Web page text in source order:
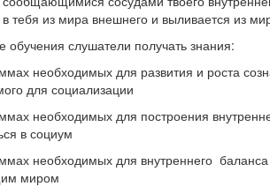
в тебя из мира внешнего и выливается из
обучения слушатели получать знания:
необходимых для развития и роста
для социализации
необходимых для построения
в социум
необходимых для внутреннего
миром